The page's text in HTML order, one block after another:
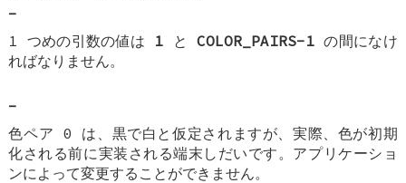
-
1 つめの引数の値は 1 とCOLOR_PAIRS-1 の間になけ
ればなりません。
-
色ペア 0 は、黒で白と仮定されますが、実際、色が初期
化される前に実装される端末しだいです。アプリケーショ
ンによって変更することができません。